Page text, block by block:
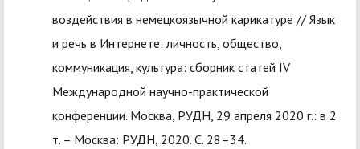
воздействия в немецкоязычной карикатуре // Язык
и речь в Интернете: личность, общество,
коммуникация, культура: сборник статей IV
Международной научно-практической
конференции. Москва, РУДН, 29 апреля 2020 г.: в 2
т. – Москва: РУДН, 2020. С. 28–34.